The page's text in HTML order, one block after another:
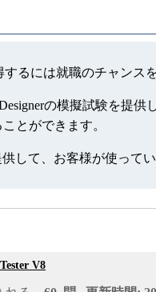
するには就職のチャンス
の模擬試験を提
とができます。
して、お客様が使って
V8